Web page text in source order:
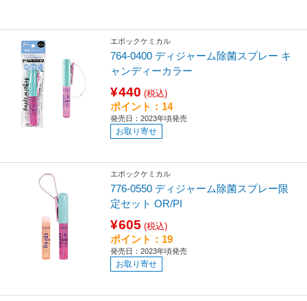
エポックケミカル
764-0400 ディジャーム除菌スプレー キ
ャンディーカラー
¥440 (税込)
ポイント：14
発売日：2023年頃発売
お取り寄せ
エポックケミカル
776-0550 ディジャーム除菌スプレー限
定セット OR/PI
¥605 (税込)
ポイント：19
発売日：2023年頃発売
お取り寄せ